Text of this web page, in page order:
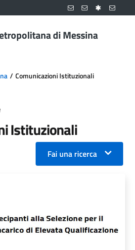
di Messina
Comunicazioni Istituzionali
Istituzionali
Fai una ricerca